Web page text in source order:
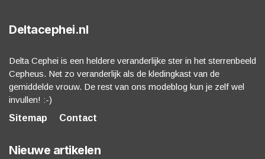
Deltacephei.nl
Delta Cephei is een heldere veranderlijke ster in het sterrenbeeld
Cepheus. Net zo veranderlijk als de kledingkast van de
gemiddelde vrouw. De rest van ons modeblog kun je zelf wel
invullen! :-)
Sitemap
Contact
Nieuwe artikelen